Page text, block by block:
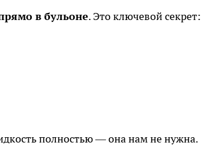
в бульоне. Это ключевой секрет:
полностью — она нам не нужна.